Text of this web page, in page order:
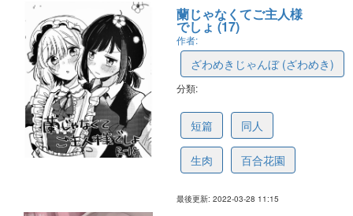
蘭じゃなくてご主人様
でしょ (17)
作者:
ざわめきじゃんぼ (ざわめき)
分類:
短篇 同人
生肉 百合花園
最後更新: 2022-03-28 11:15